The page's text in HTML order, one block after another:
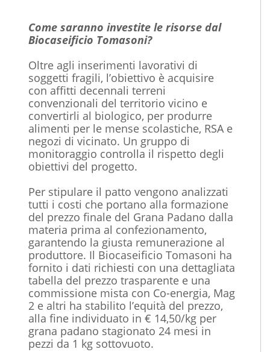
Come saranno investite le risorse dal
Biocaseificio Tomasoni?
Oltre agli inserimenti lavorativi di
soggetti fragili, l’obiettivo è acquisire
con affitti decennali terreni
convenzionali del territorio vicino e
convertirli al biologico, per produrre
alimenti per le mense scolastiche, RSA e
negozi di vicinato. Un gruppo di
monitoraggio controlla il rispetto degli
obiettivi del progetto.
Per stipulare il patto vengono analizzati
tutti i costi che portano alla formazione
del prezzo finale del Grana Padano dalla
materia prima al confezionamento,
garantendo la giusta remunerazione al
produttore. Il Biocaseificio Tomasoni ha
fornito i dati richiesti con una dettagliata
tabella del prezzo trasparente e una
commissione mista con Co-energia, Mag
2 e altri ha stabilito l’equità del prezzo,
alla fine individuato in € 14,50/kg per
grana padano stagionato 24 mesi in
pezzi da 1 kg sottovuoto.